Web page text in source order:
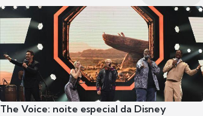
The Voice: noite especial da Disney